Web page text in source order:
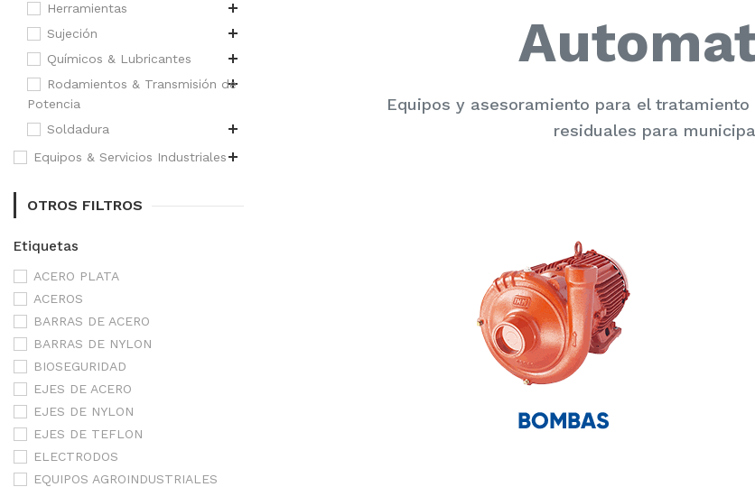
Herramientas
Sujeción
Químicos & Lubricantes
Rodamientos & Transmisión de
Potencia
Soldadura
Equipos & Servicios Industriales
OTROS FILTROS
Etiquetas
ACERO PLATA
ACEROS
BARRAS DE ACERO
BARRAS DE NYLON
BIOSEGURIDAD
EJES DE ACERO
EJES DE NYLON
EJES DE TEFLON
ELECTRODOS
EQUIPOS AGROINDUSTRIALES
Equipos y asesoramiento para el
residuales para